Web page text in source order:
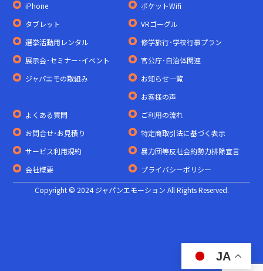
iPhone
ポケットWifi
タブレット
VRゴーグル
選挙活動用レンタル
修学旅行･学校行事プラン
展示会･セミナー･イベント
官公庁･自治体関連
ジャパエモの取組み
お知らせ一覧
お客様の声
よくある質問
ご利用の流れ
お問合せ･お見積り
特定商取引法に基づく表示
サービス利用規約
暴力団等反社会的勢力排除宣言
会社概要
プライバシーポリシー
Copyright © 2024 ジャパンエモーション All Rights Reserved.
JA